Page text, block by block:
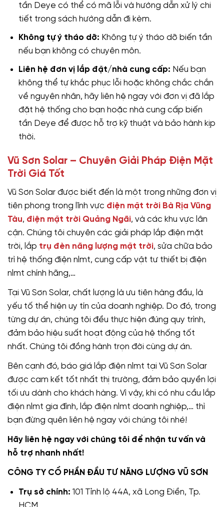
tần Deye có thể có mã lỗi và hướng dẫn xử lý chi
tiết trong sách hướng dẫn đi kèm.
Không tự ý tháo dỡ: Không tự ý tháo dỡ biến tần
nếu bạn không có chuyên môn.
Liên hệ đơn vị lắp đặt/nhà cung cấp: Nếu bạn
không thể tự khắc phục lỗi hoặc không chắc chắn
về nguyên nhân, hãy liên hệ ngay với đơn vị đã lắp
đặt hệ thống cho bạn hoặc nhà cung cấp biến
tần Deye để được hỗ trợ kỹ thuật và bảo hành kịp
thời.
Vũ Sơn Solar – Chuyên Giải Pháp Điện Mặt
Trời Giá Tốt
Vũ Sơn Solar được biết đến là một trong những đơn vị
tiên phong trong lĩnh vực điện mặt trời Bà Rịa Vũng
Tàu, điện mặt trời Quảng Ngãi, và các khu vực lân
cận. Chúng tôi chuyên các giải pháp lắp điện mặt
trời, lắp trụ đèn năng lượng mặt trời, sửa chữa bảo
trì hệ thống điện nlmt, cung cấp vật tư thiết bị điện
nlmt chính hãng,…
Tại Vũ Sơn Solar, chất lượng là ưu tiên hàng đầu, là
yếu tố thể hiện uy tín của doanh nghiệp. Do đó, trong
từng dự án, chúng tôi đều thực hiện đúng quy trình,
đảm bảo hiệu suất hoạt động của hệ thống tốt
nhất. Chúng tôi đồng hành trọn đời cùng dự án.
Bên cạnh đó, báo giá lắp điện nlmt tại Vũ Sơn Solar
được cam kết tốt nhất thị trường, đảm bảo quyền lợi
tối ưu dành cho khách hàng. Vì vậy, khi có nhu cầu lắp
điện nlmt gia đình, lắp điện nlmt doanh nghiệp,… thì
bạn đừng quên liên hệ ngay với chúng tôi nhé!
Hãy liên hệ ngay với chúng tôi để nhận tư vấn và
hỗ trợ nhanh nhất!
CÔNG TY CỔ PHẦN ĐẦU TƯ NĂNG LƯỢNG VŨ SƠN
Trụ sở chính: 101 Tỉnh lộ 44A, xã Long Điền, Tp.